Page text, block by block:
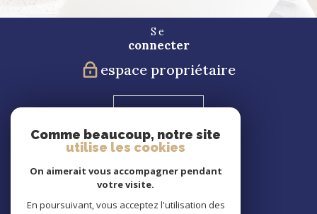
Se
connecter
espace propriétaire
suivre
Comme beaucoup, notre site
utilise les cookies
On aimerait vous accompagner pendant
votre visite.
En poursuivant, vous acceptez l'utilisation des